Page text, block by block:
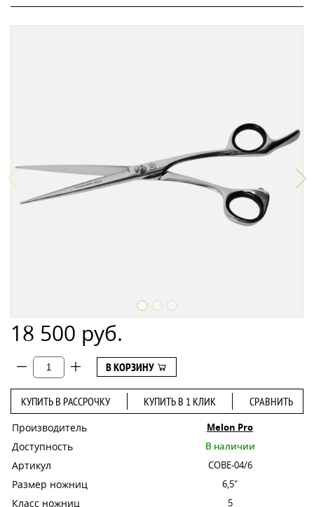
18 500 руб.
В КОРЗИНУ
КУПИТЬ В РАССРОЧКУ КУПИТЬ В 1 КЛИК СРАВНИТЬ
Производитель Melon Pro
Доступность В наличии
Артикул COBE-04/6
Размер ножниц 6,5"
Класс ножниц 5